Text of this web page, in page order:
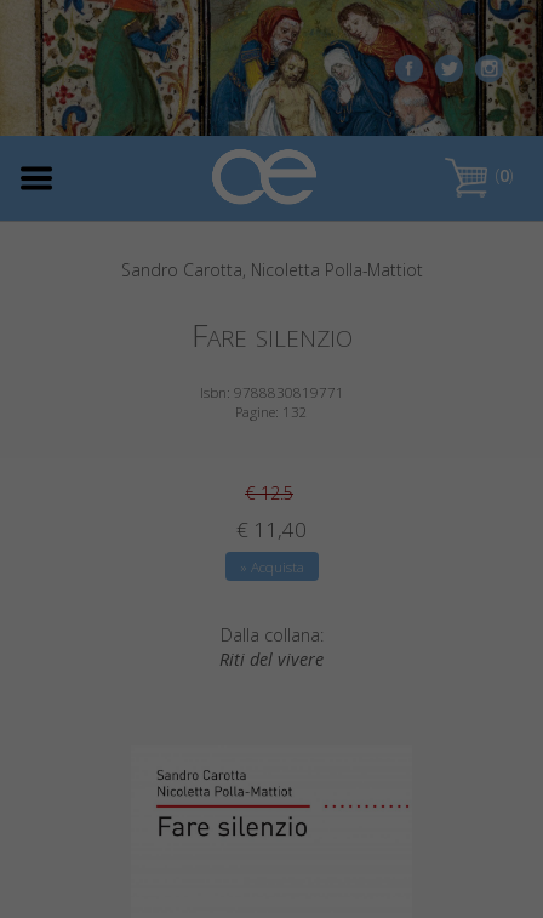
(0)
Sandro Carotta, Nicoletta Polla-Mattiot
Fare silenzio
Isbn: 9788830819771
Pagine: 132
€ 12.5
€ 11,40
» Acquista
Dalla collana:
Riti del vivere